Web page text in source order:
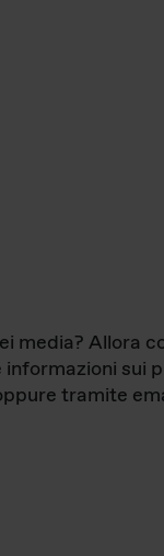
media? Allora
sui
tramite